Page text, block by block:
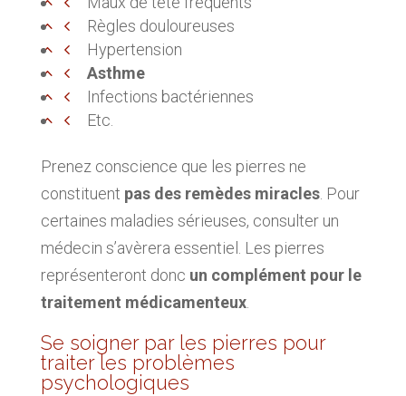
Règles douloureuses
Hypertension
Asthme
Infections bactériennes
Etc.
Prenez conscience que les pierres ne
constituent pas des remèdes miracles. Pour
certaines maladies sérieuses, consulter un
médecin s’avèrera essentiel. Les pierres
représenteront donc un complément pour le
traitement médicamenteux.
Se soigner par les pierres pour
traiter les problèmes
psychologiques